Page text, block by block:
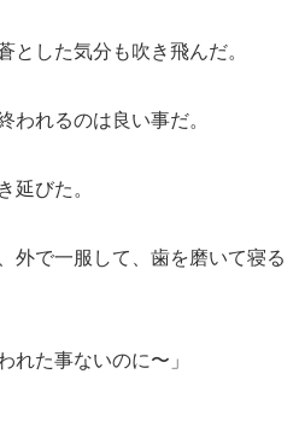
とした気分も吹き飛んだ。
われるのは良い事だ。
延びた。
外で一服して、歯を磨いて寝る
れた事ないのに〜」